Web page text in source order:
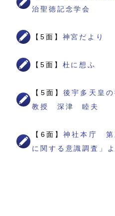
治聖徳記念学会
【5面】 神宮だより
【5面】 杜に想ふ
【5面】後宇多天皇
教授 深津 睦夫
【6面】神社本庁
に関する意識調査」よ